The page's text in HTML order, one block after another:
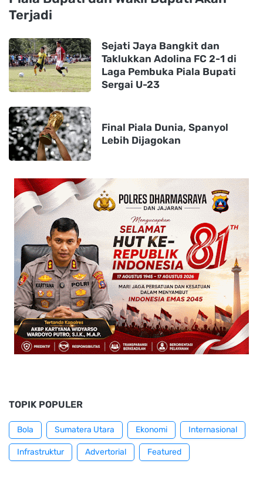
Terjadi
Sejati Jaya Bangkit dan
Taklukkan Adolina FC 2-1 di
Laga Pembuka Piala Bupati
Sergai U-23
Final Piala Dunia, Spanyol
Lebih Dijagokan
TOPIK POPULER
Bola Sumatera Utara Ekonomi Internasional
Infrastruktur Advertorial Featured